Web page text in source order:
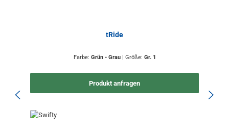
tRide
Farbe: Grün - Grau Größe: Gr. 1
Produkt anfragen